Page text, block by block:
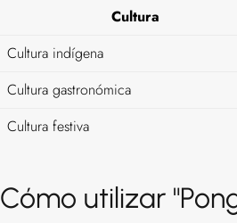
Cultura
Cultura indígena
Cultura gastronómica
Cultura festiva
Cómo utilizar